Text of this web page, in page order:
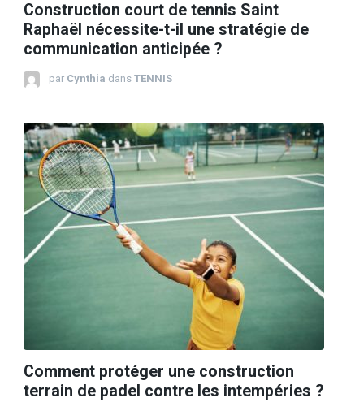
Construction court de tennis Saint
Raphaël nécessite-t-il une stratégie de
communication anticipée ?
par Cynthia dans TENNIS
Comment protéger une construction
terrain de padel contre les intempéries ?